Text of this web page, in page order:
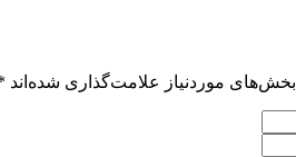
بخش‌های موردنیاز علامت‌گذاری شده‌اند